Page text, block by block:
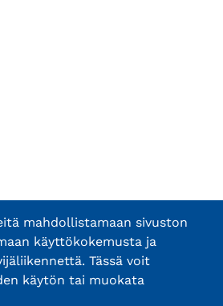
mahdollistamaan sivuston
käyttökokemusta ja
Tässä voit
käytön tai muokata